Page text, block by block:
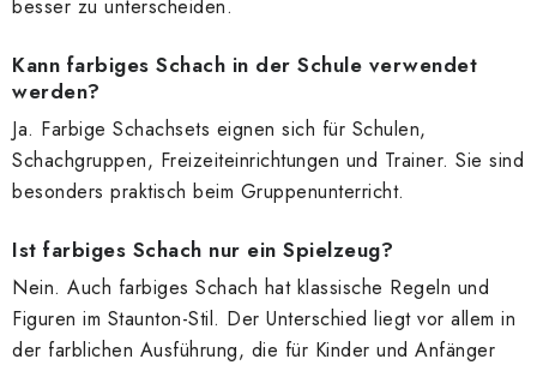
besser zu unterscheiden.
Kann farbiges Schach in der Schule verwendet
werden?
Ja. Farbige Schachsets eignen sich für Schulen,
Schachgruppen, Freizeiteinrichtungen und Trainer. Sie sind
besonders praktisch beim Gruppenunterricht.
Ist farbiges Schach nur ein Spielzeug?
Nein. Auch farbiges Schach hat klassische Regeln und
Figuren im Staunton-Stil. Der Unterschied liegt vor allem in
der farblichen Ausführung, die für Kinder und Anfänger